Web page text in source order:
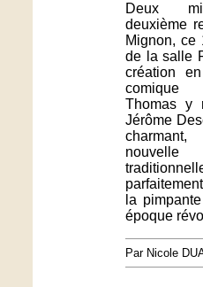
Deux
deuxième
Mignon, ce
de la salle
création
comique
Thomas y
Jérôme
la
époque
Par Nicole